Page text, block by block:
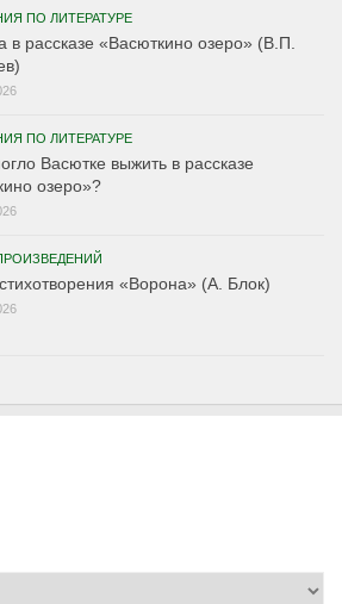
ПО ЛИТЕРАТУРЕ
в рассказе «Васюткино озеро» (В.П.
ПО ЛИТЕРАТУРЕ
Васютке выжить в рассказе
озеро»?
«Ворона» (А. Блок)